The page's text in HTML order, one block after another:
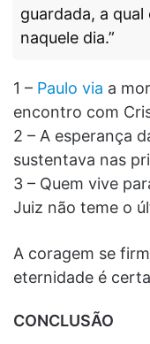
guardada, a
naquele dia.”
1 – Paulo via a
encontro com
2 – A esperança
sustentava nas
3 – Quem vive
Juiz não teme o
A coragem se
eternidade é
CONCLUSÃO